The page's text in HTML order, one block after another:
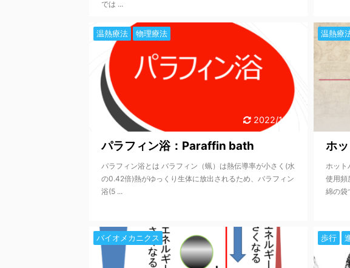
では ...
2022/10/17
温熱療法 物理療法
パラフィン浴：Paraffin bath
パラフィン浴とは バラフィン（蝋）は熱伝導率が小さく(水
の0.42倍)熱がゆっくり生体に放出されるため、バラフィン
浴(5 ...
温熱療
ホ
ホット
使用頻
綿の袋
バイオメカニクス 歩行